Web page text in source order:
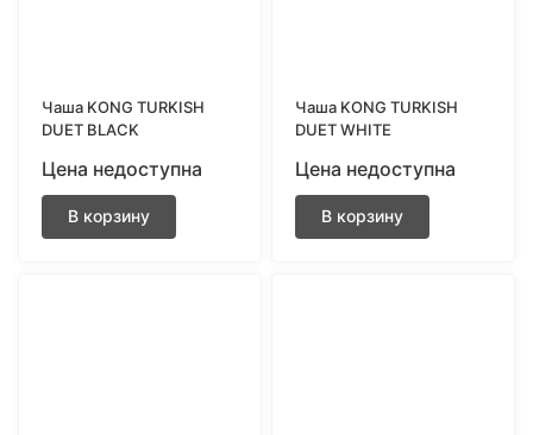
Чаша KONG TURKISH
DUET BLACK
Цена недоступна
В корзину
Чаша KONG TURKISH
DUET WHITE
Цена недоступна
В корзину